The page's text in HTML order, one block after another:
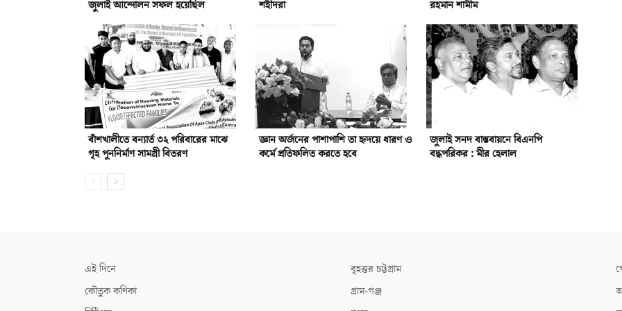
জুলাই আন্দোলন সফল হয়েছিল
শহীদরা
রহমান শামীম
বাঁশখালীতে বন্যার্ত ৩২ পরিবারের মাঝে
গৃহ পুননির্মাণ সামগ্রী বিতরণ
জ্ঞান অর্জনের পাশাপাশি তা হৃদয়ে ধারণ ও
কর্মে প্রতিফলিত করতে হবে
জুলাই সনদ বাস্তবায়নে বিএনপি
বদ্ধপরিকর : মীর হেলাল
এই দিনে
কৌতুক কণিকা
বৃহত্তর চট্টগ্রাম
গ্রাম-গঞ্জ